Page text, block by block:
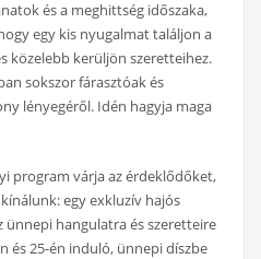
és a meghittség időszaka,
egy kis nyugalmat találjon a
közelebb kerüljön szeretteihez.
sokszor fárasztóak és
lényegéről. Idén hagyja maga
program várja az érdeklődőket,
egy exkluzív hajós
ünnepi hangulatra és szeretteire
és 25-én induló, ünnepi díszbe